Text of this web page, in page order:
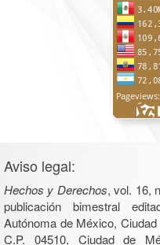
Aviso legal:
Hechos y Derechos, vol. 16,
publicación bimestral
Autónoma de México,
C.P. 04510, Ciudad de